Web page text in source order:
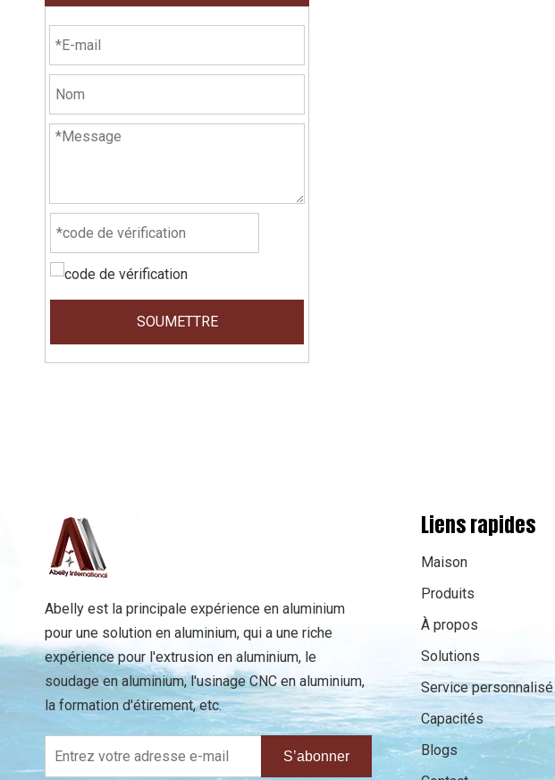
SOUMETTRE
Abelly est la principale expérience en aluminium
pour une solution en aluminium, qui a une riche
expérience pour l'extrusion en aluminium, le
soudage en aluminium, l'usinage CNC en aluminium,
la formation d'étirement, etc.
S’abonner
Liens rapides
Maison
Produits
À propos
Solutions
Service personnalisé
Capacités
Blogs